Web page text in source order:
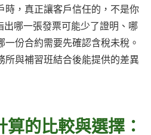
時，真正讓客戶信任的，不是你
哪一張發票可能少了證明、哪
份合約需要先確認含稅未稅。
所與補習班結合後能提供的差異
的比較與選擇：